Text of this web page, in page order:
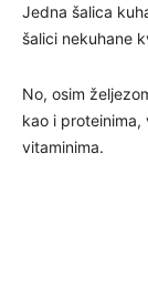
Jedna šalica
šalici nekuhane
No, osim
kao i proteinima,
vitaminima.